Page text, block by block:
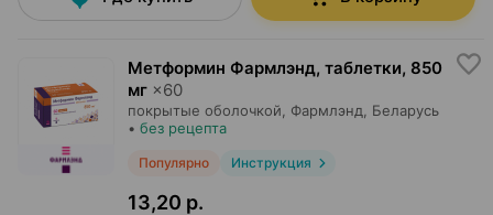
Метформин Фармлэнд, таблетки, 850
мг ×60
покрытые оболочкой, Фармлэнд , Беларусь
• без рецепта
Популярно Инструкция
13,20 р.